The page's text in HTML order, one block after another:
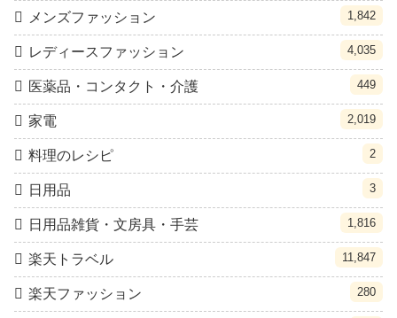
メンズファッション 1,842
レディースファッション 4,035
医薬品・コンタクト・介護 449
家電 2,019
料理のレシピ 2
日用品 3
日用品雑貨・文房具・手芸 1,816
楽天トラベル 11,847
楽天ファッション 280